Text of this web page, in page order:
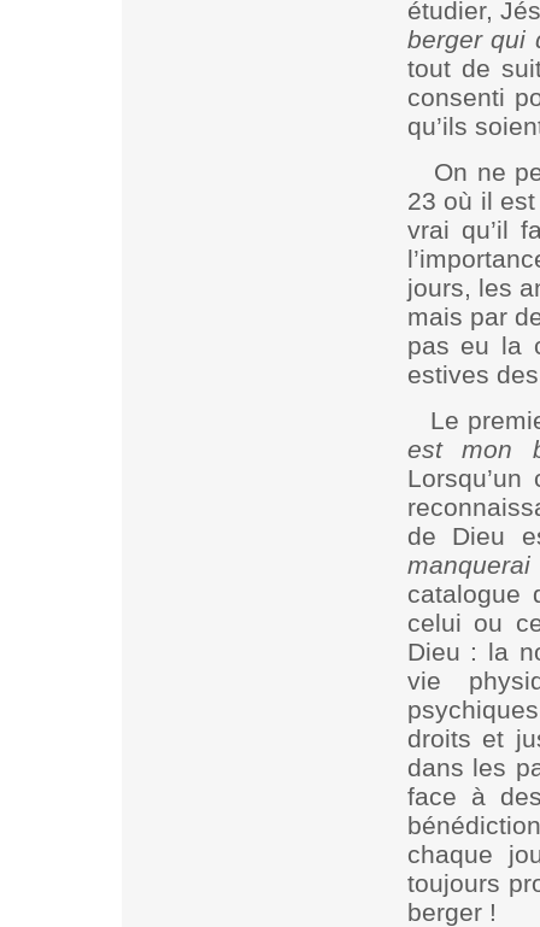
étudier,
berger qui
tout de
consenti
qu’ils
On ne
23 où il
vrai qu’il
jours, les
mais par
pas eu la
estives
Le
est mon
de Dieu
catalogue
celui ou
Dieu : la
vie
droits et
dans les
face à
chaque
toujours
berger !